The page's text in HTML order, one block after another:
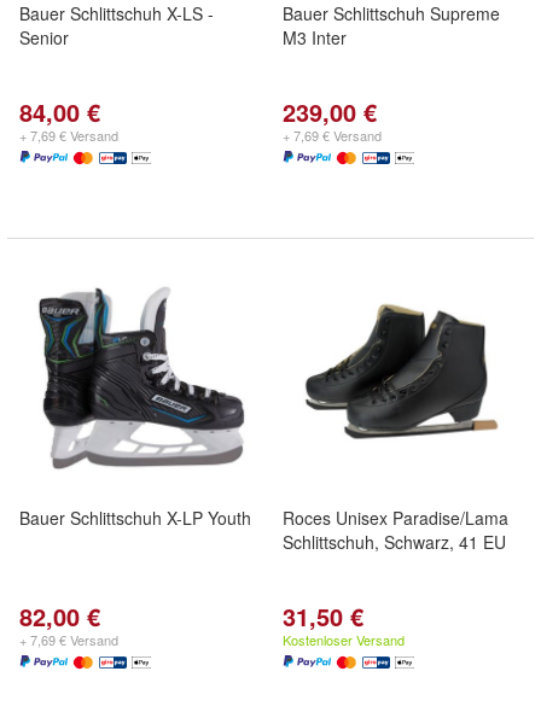
Bauer Schlittschuh X-LS -
Senior
84,00 €
+ 7,69 € Versand
Bauer Schlittschuh Supreme
M3 Inter
239,00 €
+ 7,69 € Versand
Bauer Schlittschuh X-LP Youth
82,00 €
+ 7,69 € Versand
Roces Unisex Paradise/Lama
Schlittschuh, Schwarz, 41 EU
31,50 €
Kostenloser Versand